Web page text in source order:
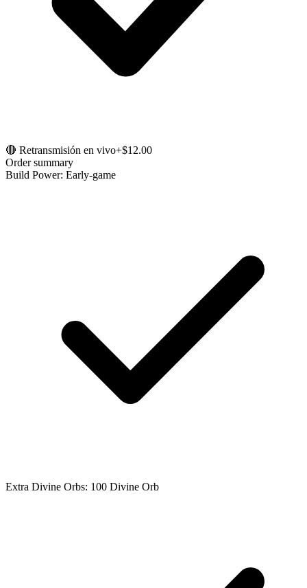
🔴 Retransmisión en vivo+$12.00
Order summary
Build Power: Early-game
Extra Divine Orbs: 100 Divine Orb